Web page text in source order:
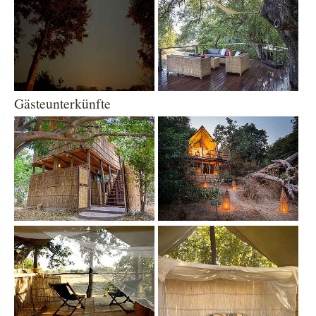
Gästeunterkünfte
Show larger version Show larger version
Show larger version Show larger version